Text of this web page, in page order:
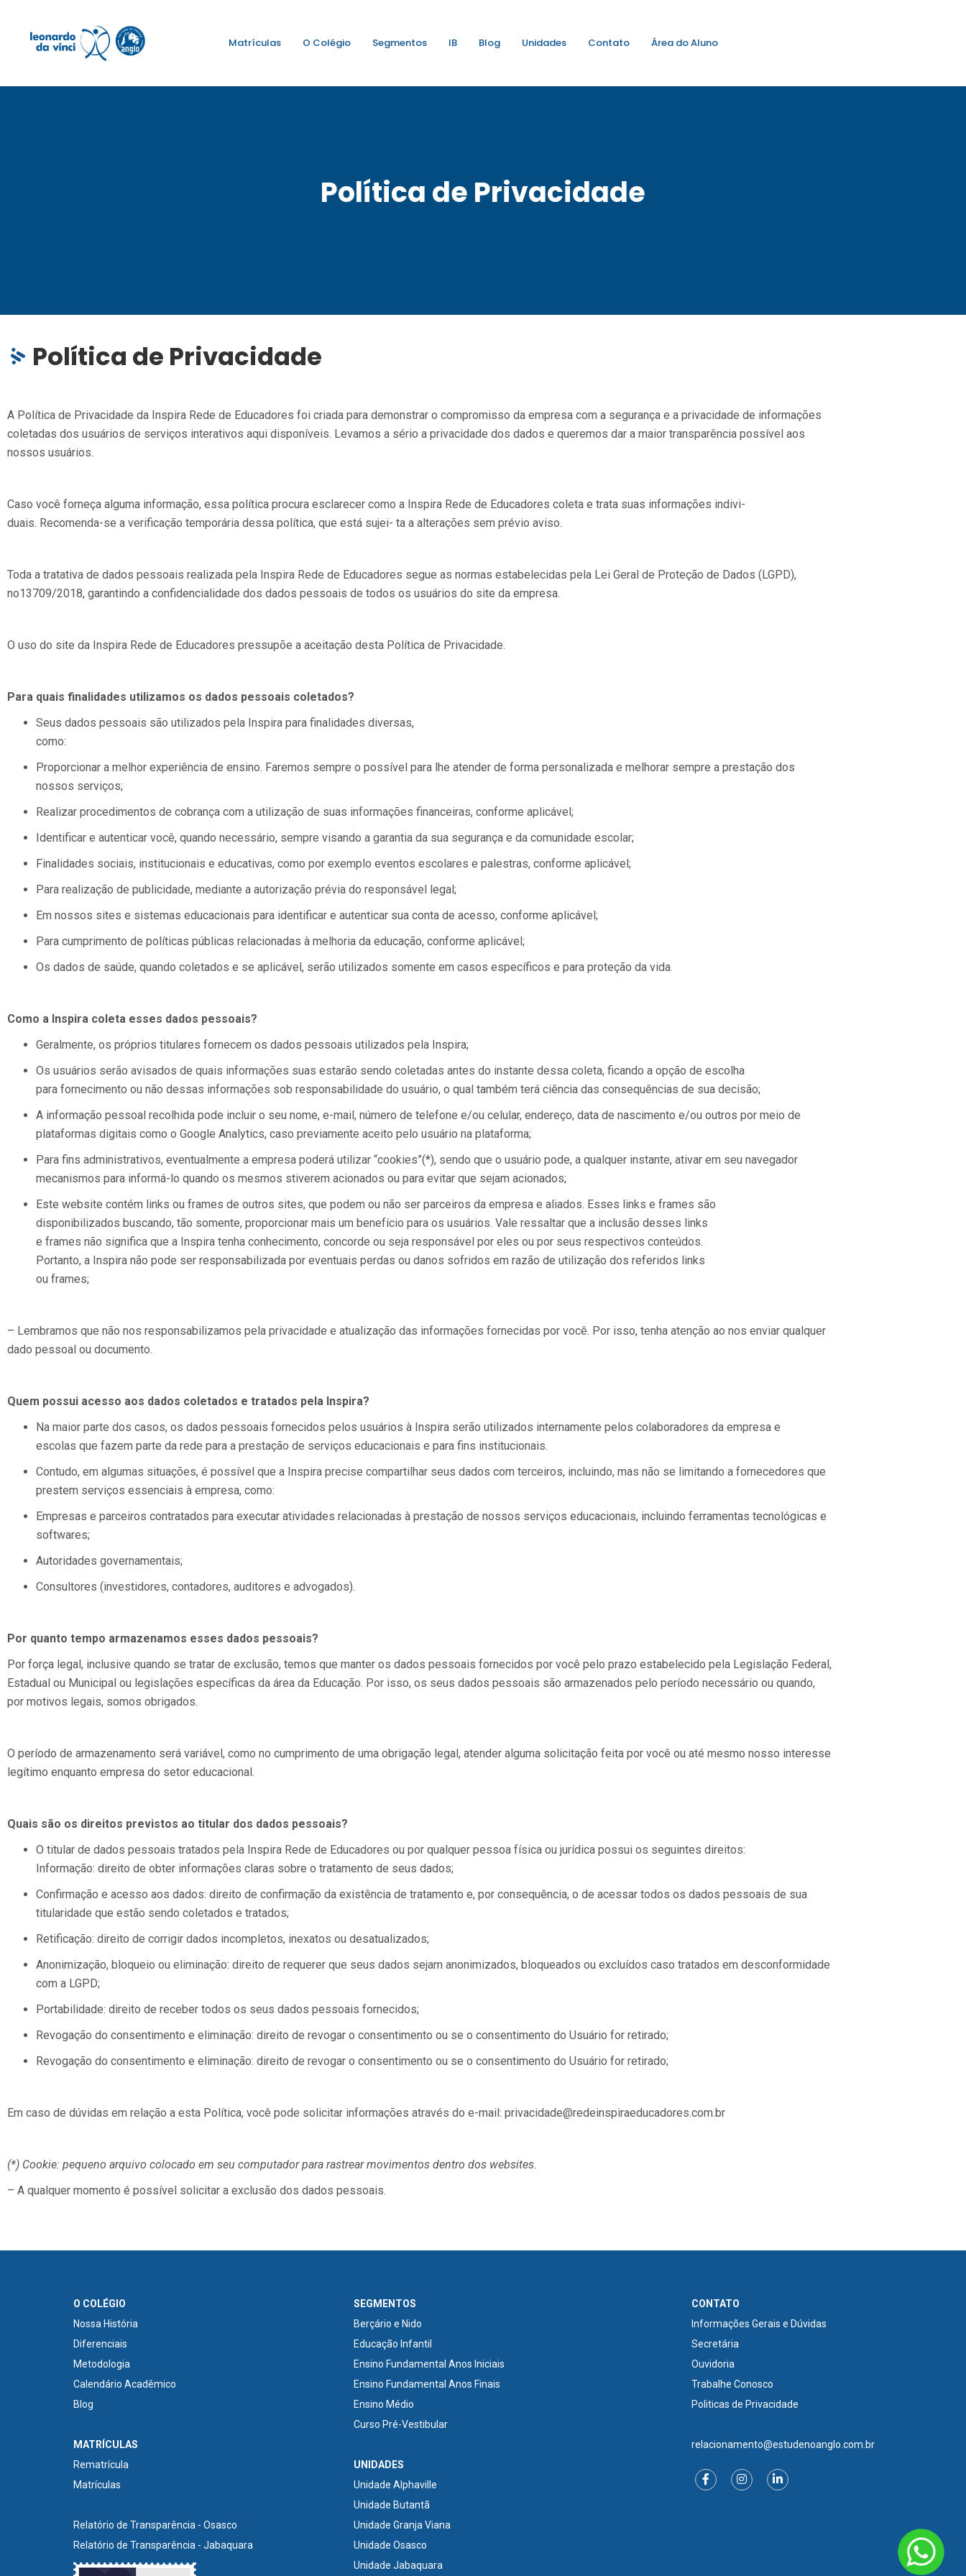
Matrículas O Colégio Segmentos IB Blog Unidades Contato Área do Aluno
Política de Privacidade
Política de Privacidade
A Política de Privacidade da Inspira Rede de Educadores foi criada para demonstrar o compromisso da empresa com a segurança e a privacidade de informações
coletadas dos usuários de serviços interativos aqui disponíveis. Levamos a sério a privacidade dos dados e queremos dar a maior transparência possível aos
nossos usuários.
Caso você forneça alguma informação, essa política procura esclarecer como a Inspira Rede de Educadores coleta e trata suas informações indivi-
duais. Recomenda-se a verificação temporária dessa política, que está sujei- ta a alterações sem prévio aviso.
Toda a tratativa de dados pessoais realizada pela Inspira Rede de Educadores segue as normas estabelecidas pela Lei Geral de Proteção de Dados (LGPD),
no13709/2018, garantindo a confidencialidade dos dados pessoais de todos os usuários do site da empresa.
O uso do site da Inspira Rede de Educadores pressupõe a aceitação desta Política de Privacidade.
Para quais finalidades utilizamos os dados pessoais coletados?
Seus dados pessoais são utilizados pela Inspira para finalidades diversas,
como:
Proporcionar a melhor experiência de ensino. Faremos sempre o possível para lhe atender de forma personalizada e melhorar sempre a prestação dos
nossos serviços;
Realizar procedimentos de cobrança com a utilização de suas informações financeiras, conforme aplicável;
Identificar e autenticar você, quando necessário, sempre visando a garantia da sua segurança e da comunidade escolar;
Finalidades sociais, institucionais e educativas, como por exemplo eventos escolares e palestras, conforme aplicável;
Para realização de publicidade, mediante a autorização prévia do responsável legal;
Em nossos sites e sistemas educacionais para identificar e autenticar sua conta de acesso, conforme aplicável;
Para cumprimento de políticas públicas relacionadas à melhoria da educação, conforme aplicável;
Os dados de saúde, quando coletados e se aplicável, serão utilizados somente em casos específicos e para proteção da vida.
Como a Inspira coleta esses dados pessoais?
Geralmente, os próprios titulares fornecem os dados pessoais utilizados pela Inspira;
Os usuários serão avisados de quais informações suas estarão sendo coletadas antes do instante dessa coleta, ficando a opção de escolha
para fornecimento ou não dessas informações sob responsabilidade do usuário, o qual também terá ciência das consequências de sua decisão;
A informação pessoal recolhida pode incluir o seu nome, e-mail, número de telefone e/ou celular, endereço, data de nascimento e/ou outros por meio de
plataformas digitais como o Google Analytics, caso previamente aceito pelo usuário na plataforma;
Para fins administrativos, eventualmente a empresa poderá utilizar “cookies”(*), sendo que o usuário pode, a qualquer instante, ativar em seu navegador
mecanismos para informá-lo quando os mesmos stiverem acionados ou para evitar que sejam acionados;
Este website contém links ou frames de outros sites, que podem ou não ser parceiros da empresa e aliados. Esses links e frames são
disponibilizados buscando, tão somente, proporcionar mais um benefício para os usuários. Vale ressaltar que a inclusão desses links
e frames não significa que a Inspira tenha conhecimento, concorde ou seja responsável por eles ou por seus respectivos conteúdos.
Portanto, a Inspira não pode ser responsabilizada por eventuais perdas ou danos sofridos em razão de utilização dos referidos links
ou frames;
– Lembramos que não nos responsabilizamos pela privacidade e atualização das informações fornecidas por você. Por isso, tenha atenção ao nos enviar qualquer
dado pessoal ou documento.
Quem possui acesso aos dados coletados e tratados pela Inspira?
Na maior parte dos casos, os dados pessoais fornecidos pelos usuários à Inspira serão utilizados internamente pelos colaboradores da empresa e
escolas que fazem parte da rede para a prestação de serviços educacionais e para fins institucionais.
Contudo, em algumas situações, é possível que a Inspira precise compartilhar seus dados com terceiros, incluindo, mas não se limitando a fornecedores que
prestem serviços essenciais à empresa, como:
Empresas e parceiros contratados para executar atividades relacionadas à prestação de nossos serviços educacionais, incluindo ferramentas tecnológicas e
softwares;
Autoridades governamentais;
Consultores (investidores, contadores, auditores e advogados).
Por quanto tempo armazenamos esses dados pessoais?
Por força legal, inclusive quando se tratar de exclusão, temos que manter os dados pessoais fornecidos por você pelo prazo estabelecido pela Legislação Federal,
Estadual ou Municipal ou legislações específicas da área da Educação. Por isso, os seus dados pessoais são armazenados pelo período necessário ou quando,
por motivos legais, somos obrigados.
O período de armazenamento será variável, como no cumprimento de uma obrigação legal, atender alguma solicitação feita por você ou até mesmo nosso interesse
legítimo enquanto empresa do setor educacional.
Quais são os direitos previstos ao titular dos dados pessoais?
O titular de dados pessoais tratados pela Inspira Rede de Educadores ou por qualquer pessoa física ou jurídica possui os seguintes direitos:
Informação: direito de obter informações claras sobre o tratamento de seus dados;
Confirmação e acesso aos dados: direito de confirmação da existência de tratamento e, por consequência, o de acessar todos os dados pessoais de sua
titularidade que estão sendo coletados e tratados;
Retificação: direito de corrigir dados incompletos, inexatos ou desatualizados;
Anonimização, bloqueio ou eliminação: direito de requerer que seus dados sejam anonimizados, bloqueados ou excluídos caso tratados em desconformidade
com a LGPD;
Portabilidade: direito de receber todos os seus dados pessoais fornecidos;
Revogação do consentimento e eliminação: direito de revogar o consentimento ou se o consentimento do Usuário for retirado;
Revogação do consentimento e eliminação: direito de revogar o consentimento ou se o consentimento do Usuário for retirado;
Em caso de dúvidas em relação a esta Política, você pode solicitar informações através do e-mail: privacidade@redeinspiraeducadores.com.br
(*) Cookie: pequeno arquivo colocado em seu computador para rastrear movimentos dentro dos websites.
– A qualquer momento é possível solicitar a exclusão dos dados pessoais.
O COLÉGIO
Nossa História
Diferenciais
Metodologia
Calendário Acadêmico
Blog
MATRÍCULAS
Rematrícula
Matrículas
Relatório de Transparência - Osasco
Relatório de Transparência - Jabaquara
SEGMENTOS
Berçário e Nido
Educação Infantil
Ensino Fundamental Anos Iniciais
Ensino Fundamental Anos Finais
Ensino Médio
Curso Pré-Vestibular
UNIDADES
Unidade Alphaville
Unidade Butantã
Unidade Granja Viana
Unidade Osasco
Unidade Jabaquara
CONTATO
Informações Gerais e Dúvidas
Secretária
Ouvidoria
Trabalhe Conosco
Politicas de Privacidade
relacionamento@estudenoanglo.com.br